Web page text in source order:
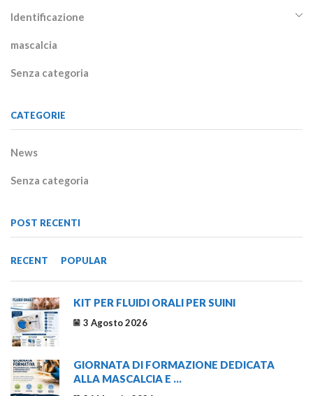
Identificazione
mascalcia
Senza categoria
CATEGORIE
News
Senza categoria
POST RECENTI
RECENT POPULAR
KIT PER FLUIDI ORALI PER SUINI
3 Agosto 2026
GIORNATA DI FORMAZIONE DEDICATA
ALLA MASCALCIA E ...